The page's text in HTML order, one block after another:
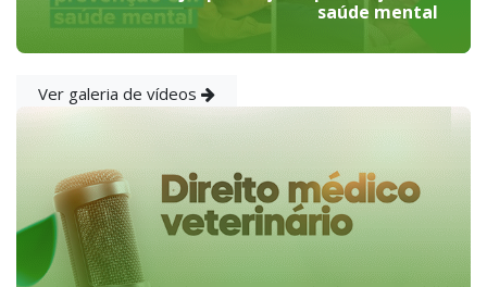
saúde mental
Ver galeria de vídeos